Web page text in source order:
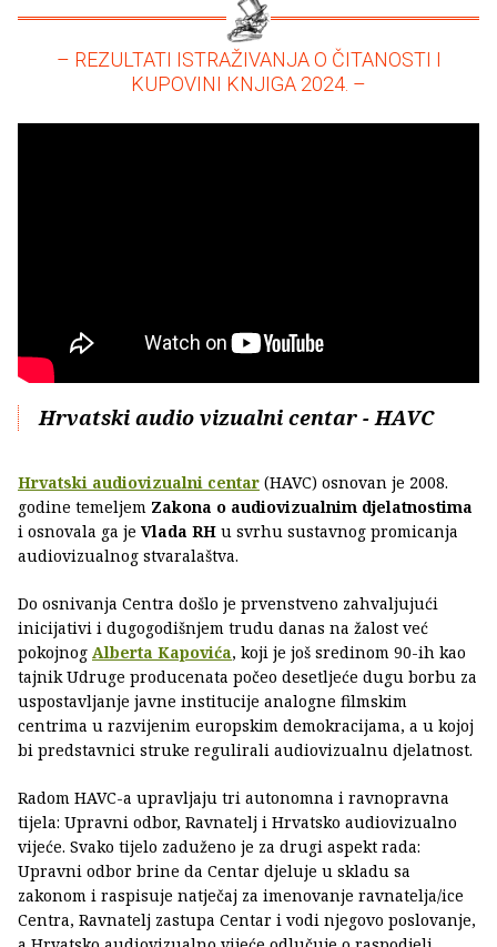
– REZULTATI ISTRAŽIVANJA O ČITANOSTI I
KUPOVINI KNJIGA 2024. –
Hrvatski audio vizualni centar - HAVC
Hrvatski audiovizualni centar (HAVC) osnovan je 2008.
godine temeljem Zakona o audiovizualnim djelatnostima
i osnovala ga je Vlada RH u svrhu sustavnog promicanja
audiovizualnog stvaralaštva.
Do osnivanja Centra došlo je prvenstveno zahvaljujući
inicijativi i dugogodišnjem trudu danas na žalost već
pokojnog Alberta Kapovića, koji je još sredinom 90-ih kao
tajnik Udruge producenata počeo desetljeće dugu borbu za
uspostavljanje javne institucije analogne filmskim
centrima u razvijenim europskim demokracijama, a u kojoj
bi predstavnici struke regulirali audiovizualnu djelatnost.
Radom HAVC-a upravljaju tri autonomna i ravnopravna
tijela: Upravni odbor, Ravnatelj i Hrvatsko audiovizualno
vijeće. Svako tijelo zaduženo je za drugi aspekt rada:
Upravni odbor brine da Centar djeluje u skladu sa
zakonom i raspisuje natječaj za imenovanje ravnatelja/ice
Centra, Ravnatelj zastupa Centar i vodi njegovo poslovanje,